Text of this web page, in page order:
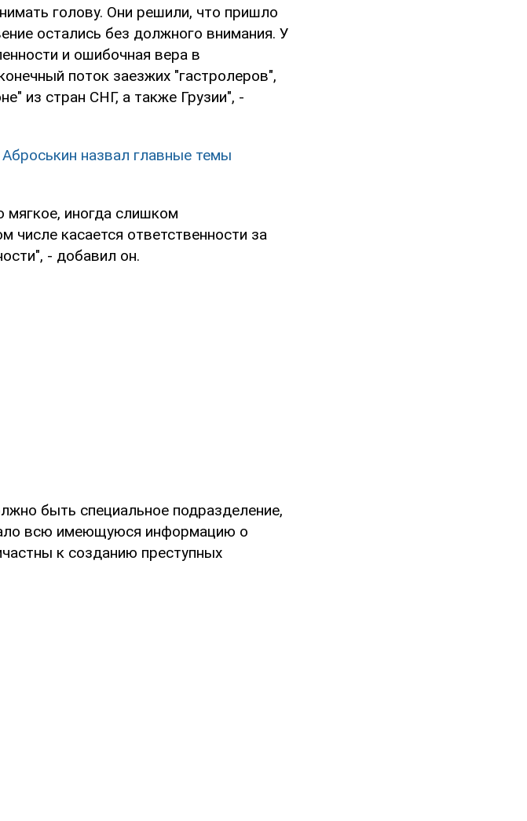
голову. Они решили, что пришло
остались без должного внимания. У
и ошибочная вера в
поток заезжих "гастролеров",
из стран СНГ, а также Грузии", -
назвал главные темы
иногда слишком
числе касается ответственности за
- добавил он.
быть специальное подразделение,
всю имеющуюся информацию о
к созданию преступных